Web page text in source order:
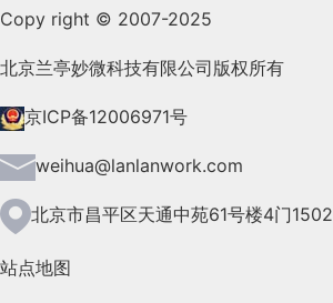
2021年9月(153)
2021年8月(147)
2021年7月(149)
2021年6月(157)
2021年5月(124)
Copy right © 2007-2025
北京兰亭妙微科技有限公司版权所有
京ICP备12006971号
weihua@lanlanwork.com
北京市昌平区天通中苑61号楼4门1502
站点地图